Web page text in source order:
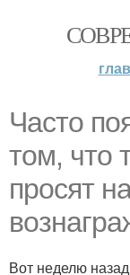
Часто
том, что
просят
Вот неделю